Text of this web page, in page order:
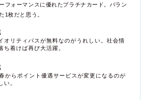
フォーマンスに優れたプラチナカード。バラン
1枚だと思う。
オリティパスが無料なのがうれしい。社会情
ち着けば再び大活躍。
からポイント優遇サービスが変更になるのが
い。